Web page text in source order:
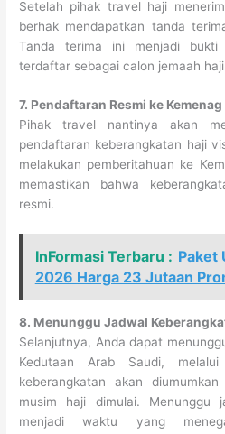
Setelah pihak travel haji
berhak mendapatkan tanda
Tanda terima ini menjadi
terdaftar sebagai calon jemaah
7. Pendaftaran Resmi ke Kemenag
Pihak travel nantinya akan
pendaftaran keberangkatan haji
melakukan pemberitahuan ke
memastikan bahwa
resmi.
InFormasi Terbaru : Paket
2026 Harga 23 Jutaan
8. Menunggu Jadwal
Selanjutnya, Anda dapat
Kedutaan Arab Saudi,
keberangkatan akan
musim haji dimulai. Menunggu
menjadi waktu yang